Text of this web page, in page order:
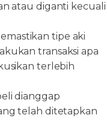
atau diganti kecuali
tipe aki
transaksi apa
terlebih
dianggap
telah ditetapkan